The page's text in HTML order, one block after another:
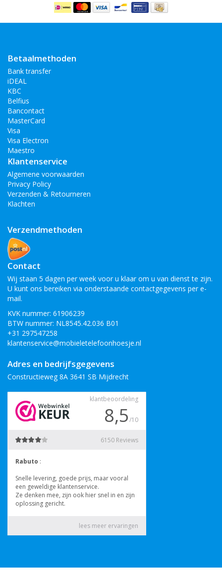
Huawei Mate 20 X
Huawei P20 Pro
Huawei P20 Lite
Betaalmethoden
Bank transfer
iDEAL
KBC
Belfius
Bancontact
MasterCard
Visa
Visa Electron
Maestro
Klantenservice
Algemene voorwaarden
Privacy Policy
Verzenden & Retourneren
Klachten
Verzendmethoden
Contact
Wij staan 5 dagen per week voor u klaar om u van dienst te zijn.
U kunt ons bereiken via onderstaande contactgegevens per e-
mail.
KVK nummer: 61906239
BTW nummer: NL8545.42.036 B01
+31 297547258
klantenservice@mobieletelefoonhoesje.nl
Adres en bedrijfsgegevens
Constructieweg 8A 3641 SB Mijdrecht